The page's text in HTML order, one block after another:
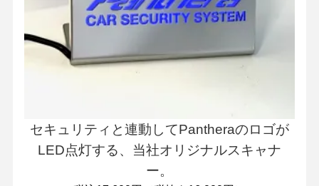
セキュリティと連動してPantheraのロゴが
LED点灯する、当社オリジナルスキャナ
ー。